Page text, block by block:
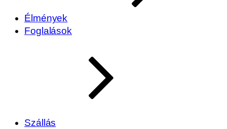
Élmények
Foglalások
Szállás